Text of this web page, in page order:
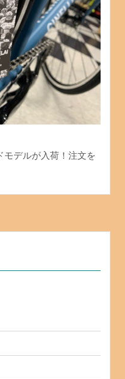
モデルが入荷！注文を